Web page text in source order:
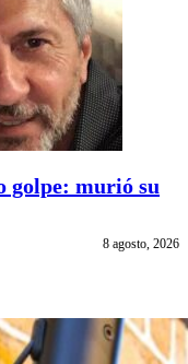
golpe: murió su
8 agosto, 2026